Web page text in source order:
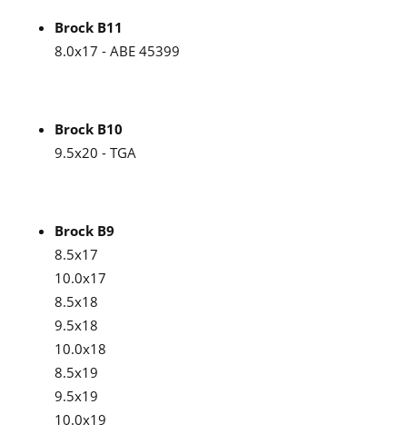
Brock B11
8.0x17 - ABE 45399
Brock B10
9.5x20 - TGA
Brock B9
8.5x17
10.0x17
8.5x18
9.5x18
10.0x18
8.5x19
9.5x19
10.0x19